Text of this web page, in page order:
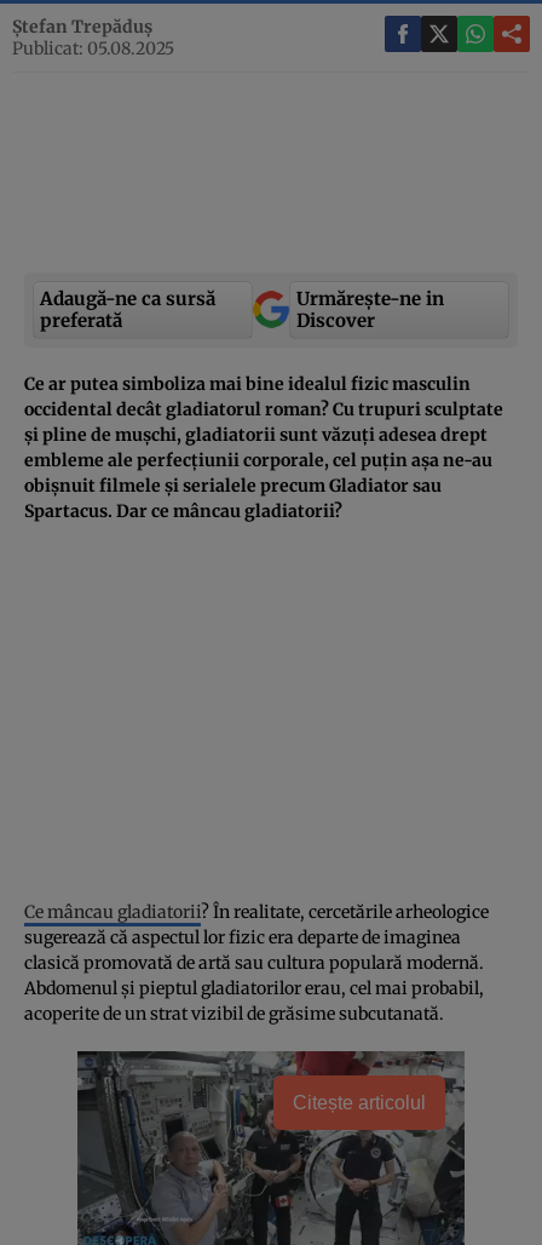
Ștefan Trepăduș
Publicat: 05.08.2025
Adaugă-ne ca sursă
preferată
Urmărește-ne in
Discover
Ce ar putea simboliza mai bine idealul fizic masculin
occidental decât gladiatorul roman? Cu trupuri sculptate
și pline de mușchi, gladiatorii sunt văzuți adesea drept
embleme ale perfecțiunii corporale, cel puțin așa ne-au
obișnuit filmele și serialele precum Gladiator sau
Spartacus. Dar ce mâncau gladiatorii?
Ce mâncau gladiatorii? În realitate, cercetările arheologice
sugerează că aspectul lor fizic era departe de imaginea
clasică promovată de artă sau cultura populară modernă.
Abdomenul și pieptul gladiatorilor erau, cel mai probabil,
acoperite de un strat vizibil de grăsime subcutanată.
Citește articolul